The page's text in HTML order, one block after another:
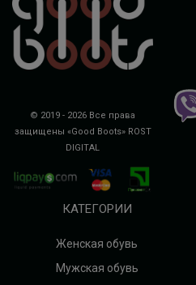
© 2019 - 2026 Все права
защищены «Good Boots» ROST
DIGITAL
КАТЕГОРИИ
Женская обувь
Мужская обувь